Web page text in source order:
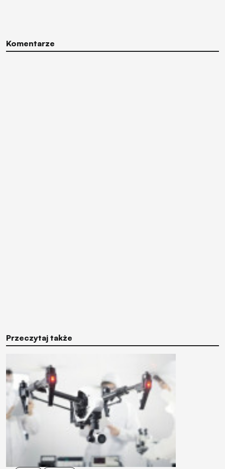
Komentarze
Przeczytaj także